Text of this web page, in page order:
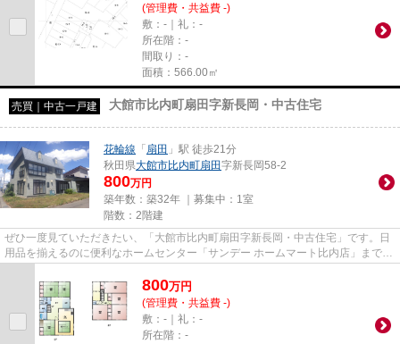
(管理費・共益費 -)
敷：-｜礼：-
所在階：-
間取り：-
面積：566.00㎡
売買｜中古一戸建 大館市比内町扇田字新長岡・中古住宅
花輪線 「 扇田 」駅 徒歩21分
秋田県大館市比内町扇田字新長岡58-2
800万円
築年数：築32年 ｜募集中： 1室
階数：2階建
ぜひ一度見ていただきたい、「大館市比内町扇田字新長岡・中古住宅」です。日
用品を揃えるのに便利なホームセンター「サンデー ホームマート比内店」まで、
800万円
(管理費・共益費 -)
敷：-｜礼：-
所在階：-